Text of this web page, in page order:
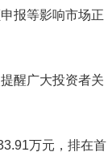
报等影响市场正
醒广大投资者关
万元，排在首